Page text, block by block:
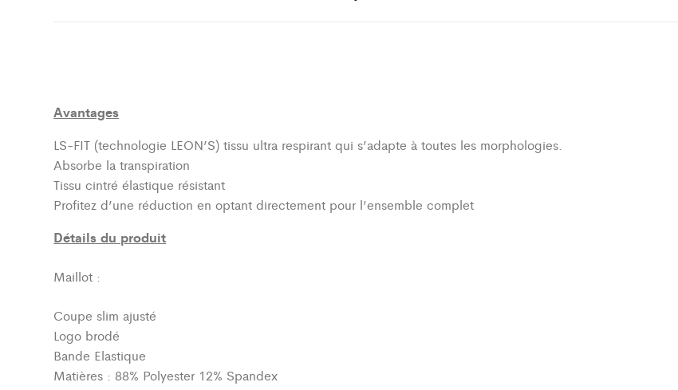
Avantages
LS-FIT (technologie LEON’S)tissu ultra respirant qui s’adapte à toutes les morphologies.
Absorbe la transpiration
Tissu cintré élastique résistant
Profitez d’une réduction en optant directement pour l’ensemble complet
Détails du produit
Maillot :
Coupe slim ajusté
Logo brodé
Bande Elastique
Matières : 88% Polyester 12% Spandex